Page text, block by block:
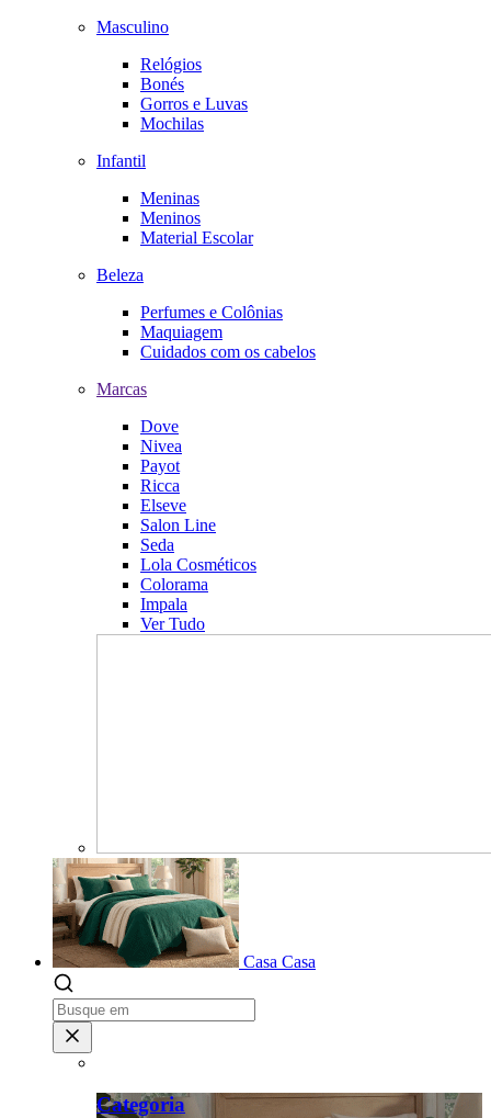
Masculino
Relógios
Bonés
Gorros e Luvas
Mochilas
Infantil
Meninas
Meninos
Material Escolar
Beleza
Perfumes e Colônias
Maquiagem
Cuidados com os cabelos
Marcas
Dove
Nivea
Payot
Ricca
Elseve
Salon Line
Seda
Lola Cosméticos
Colorama
Impala
Ver Tudo
Casa Casa
Categoria